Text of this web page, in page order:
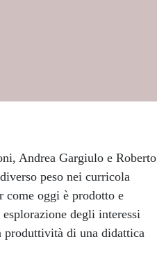
Andrea Gargiulo e Roberto
peso nei curricola
come oggi è prodotto e
degli interessi
produttività di una didattica